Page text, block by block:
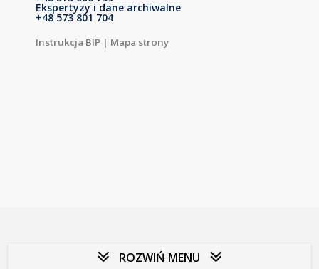
Ekspertyzy i dane archiwalne
+48 573 801 704
Instrukcja BIP | Mapa strony
ROZWIŃ MENU